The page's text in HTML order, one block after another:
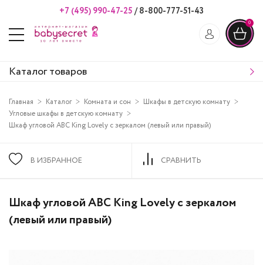
+7 (495) 990-47-25 /8-800-777-51-43
0
Каталог товаров
Главная Каталог Комната и сон
Шкафы в детскую комнату
Угловые шкафы в детскую комнату
Шкаф угловой ABC King Lovely с зеркалом (левый или правый)
В ИЗБРАННОЕ СРАВНИТЬ
Шкаф угловой ABC King Lovely с зеркалом
(левый или правый)